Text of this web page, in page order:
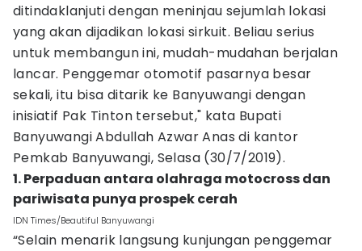
ditindaklanjuti dengan meninjau sejumlah lokasi
yang akan dijadikan lokasi sirkuit. Beliau serius
untuk membangun ini, mudah-mudahan berjalan
lancar. Penggemar otomotif pasarnya besar
sekali, itu bisa ditarik ke Banyuwangi dengan
inisiatif Pak Tinton tersebut," kata Bupati
Banyuwangi Abdullah Azwar Anas di kantor
Pemkab Banyuwangi, Selasa (30/7/2019).
1. Perpaduan antara olahraga motocross dan
pariwisata punya prospek cerah
IDN Times/Beautiful Banyuwangi
“Selain menarik langsung kunjungan penggemar